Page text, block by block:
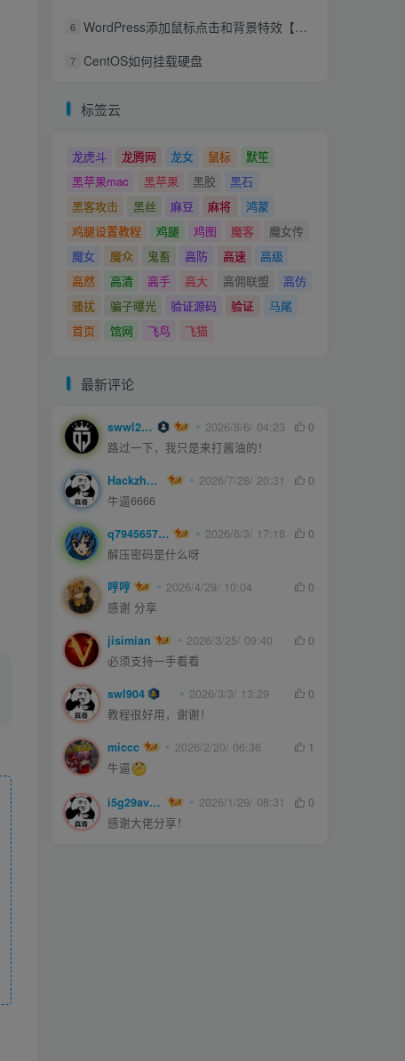
6 WordPress添加鼠标点击和背景特效【美化】
7 CentOS如何挂载硬盘
标签云
龙虎斗 龙腾网 龙女 鼠标
默笙
黑苹果mac
黑苹果 黑胶
黑石
黑客攻击
黑丝 麻豆 麻将
鸿蒙
鸡腿设置教程
鸡腿 鸡图 魔客
魔女传
魔女
魔众 鬼畜 高防 高速
高级
高然
高清 高手 高大 高佣联盟
高仿
骚扰
骗子曝光 验证源码 验证
马尾
首页
馆网 飞鸟 飞猫
最新评论
swwl2457 2026/8/6/ 04:23
0
路过一下，我只是来打酱油的！
Hackzheng 2026/7/28/ 20:31
0
牛逼6666
q794565750 2026/6/3/ 17:18
0
解压密码是什么呀
哼哼 2026/4/29/ 10:04
0
感谢 分享
jisimian 2026/3/25/ 09:40
0
必须支持一手看看
swl904 2026/3/3/ 13:29
0
教程很好用，谢谢！
miccc 2026/2/20/ 06:36
1
牛逼
i5g29ave0m 2026/1/29/ 08:31
0
感谢大佬分享！